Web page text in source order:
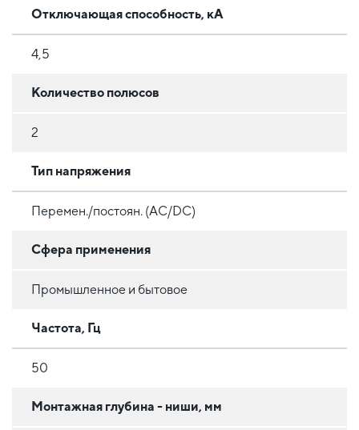
Отключающая способность, кА
4,5
Количество полюсов
2
Тип напряжения
Перемен./постоян. (AC/DC)
Сфера применения
Промышленное и бытовое
Частота, Гц
50
Монтажная глубина - ниши, мм